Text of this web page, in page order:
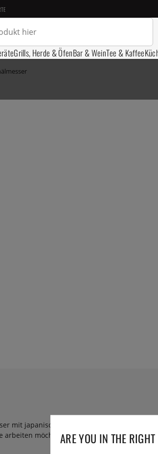
Grills, Herde & ÖfenBar & WeinTee & Kaffee
mit japanischer Schärfe. Ideal, wenn Sie mit
arbeiten möchten.ARE YOU IN THE